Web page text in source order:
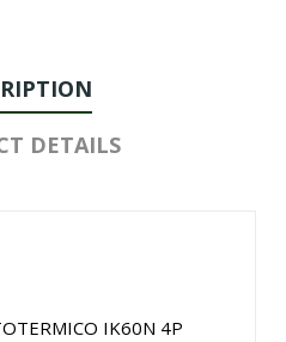
DETAILS
IK60N 4P